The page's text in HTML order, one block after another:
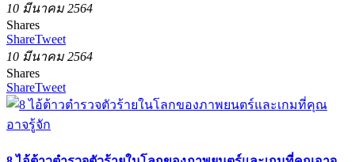
10 มีนาคม 2564
Shares
ShareTweet
10 มีนาคม 2564
Shares
ShareTweet